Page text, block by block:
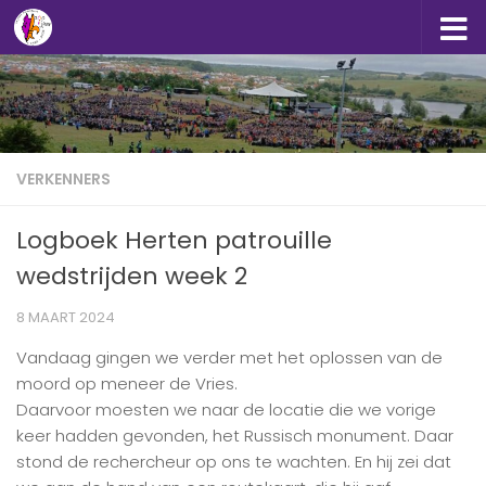
Doorgaan naar inhoud
VERKENNERS
Logboek Herten patrouille
wedstrijden week 2
8 MAART 2024
Vandaag gingen we verder met het oplossen van de
moord op meneer de Vries.
Daarvoor moesten we naar de locatie die we vorige
keer hadden gevonden, het Russisch monument. Daar
stond de rechercheur op ons te wachten. En hij zei dat